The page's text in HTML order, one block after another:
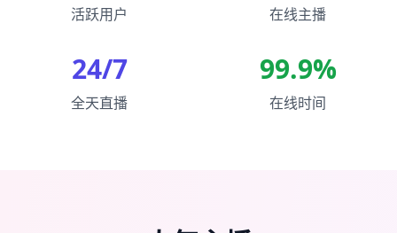
活跃用户 在线主播
24/7
全天直播
99.9%
在线时间